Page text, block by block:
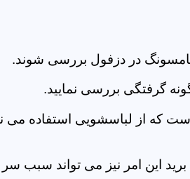
در دزفول بررسی شوند.
گرفتگی بررسی نمایید.
از لباسشویی استفاده می
برید این امر نیز می تواند